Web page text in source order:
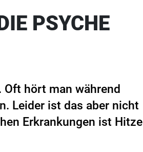
PSYCHE
hört man während
Leider ist das aber nicht
Erkrankungen ist Hitze